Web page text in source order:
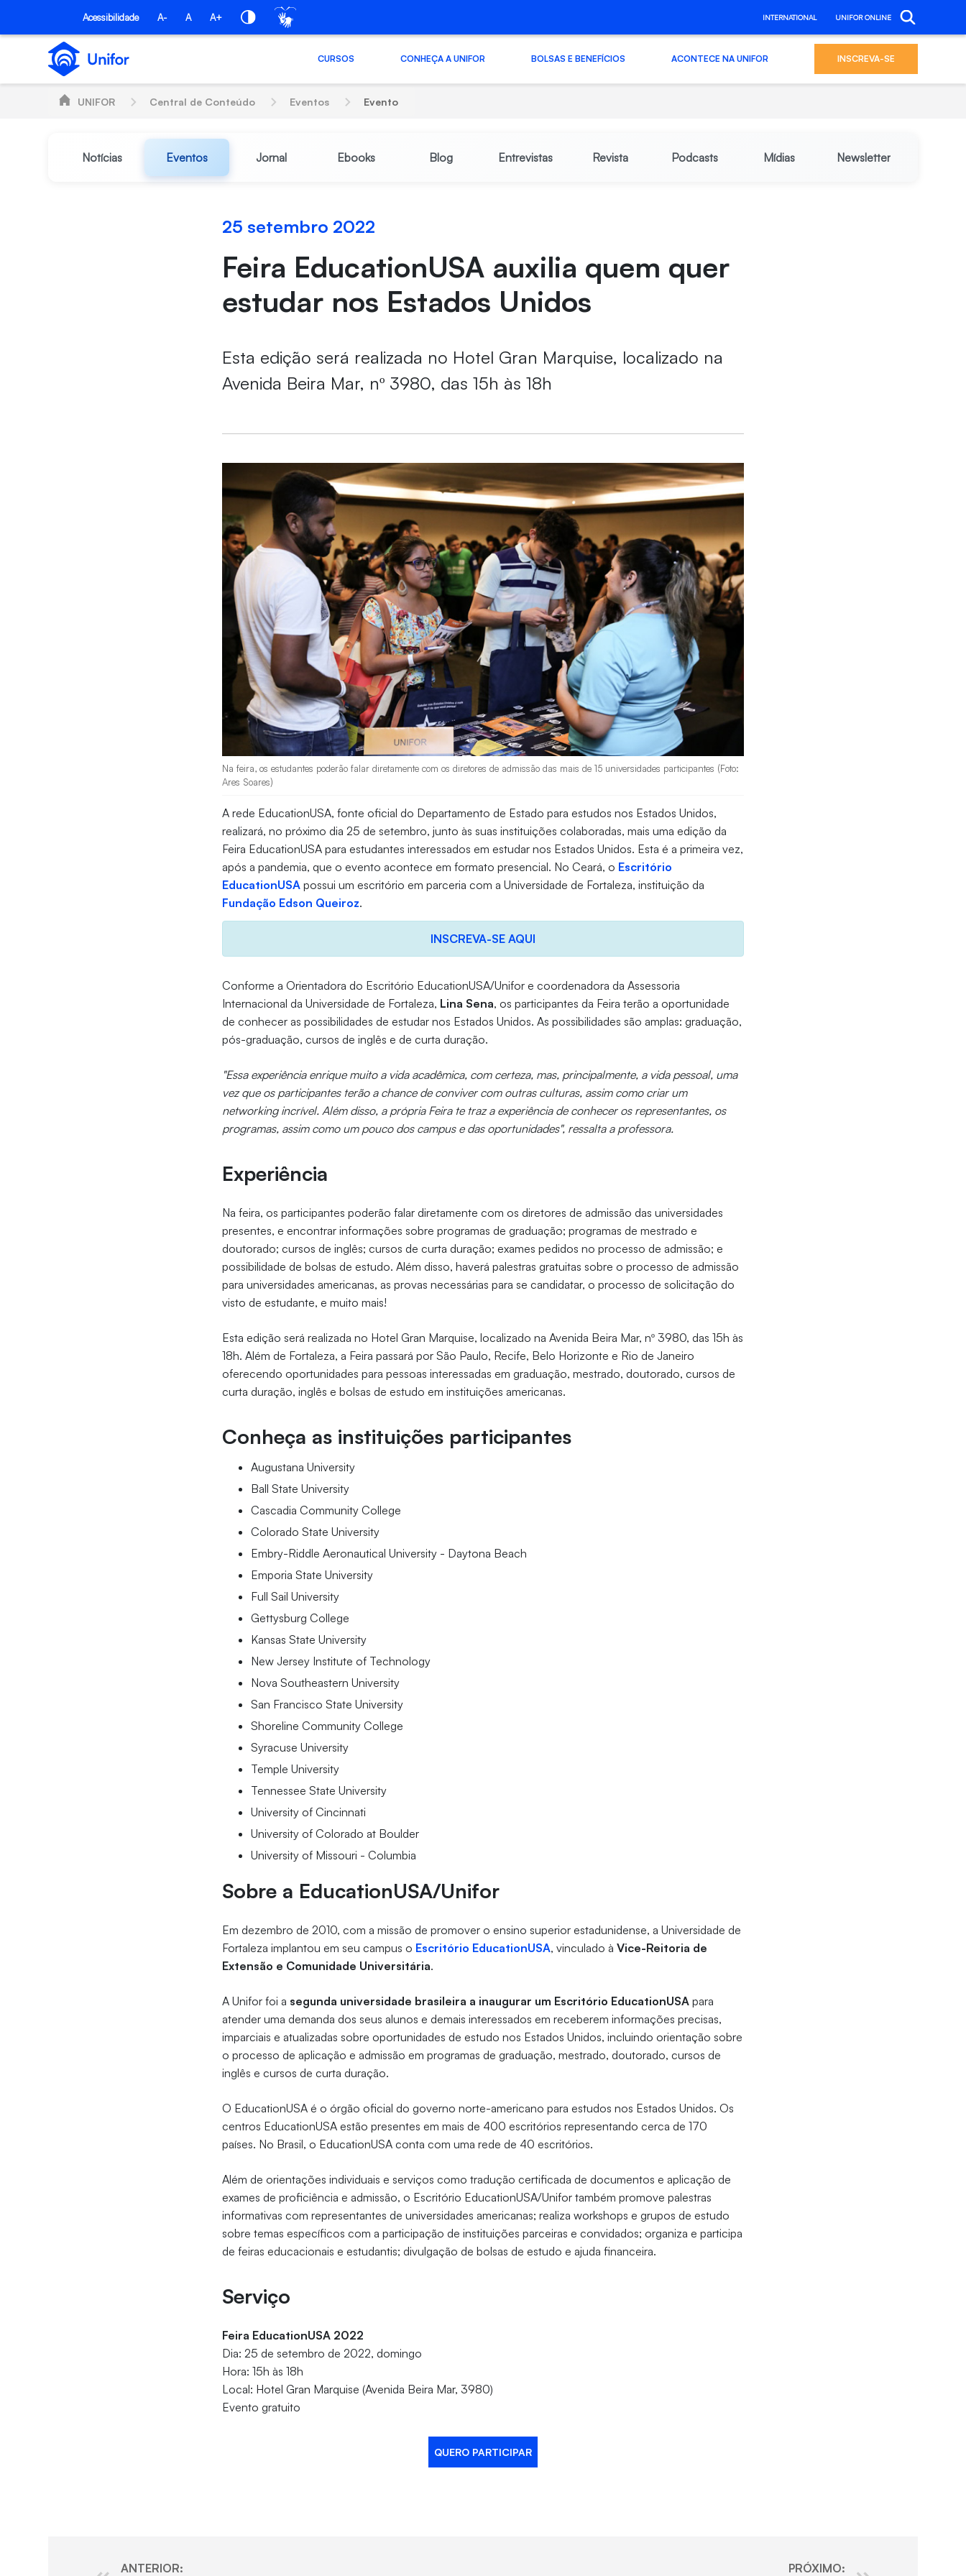
Pular para o Conteúdo principal
Acessibilidade A- A A+ INTERNATIONAL UNIFOR ONLINE
CURSOS CONHEÇA A UNIFOR BOLSAS E BENEFÍCIOS ACONTECE NA UNIFOR INSCREVA-SE
UNIFOR Central de Conteúdo Eventos Evento
Notícias Eventos Jornal Ebooks Blog Entrevistas Revista Podcasts Mídias Newsletter
25 setembro 2022
Feira EducationUSA auxilia quem quer
estudar nos Estados Unidos
Esta edição será realizada no Hotel Gran Marquise, localizado na
Avenida Beira Mar, nº 3980, das 15h às 18h
Na feira, os estudantes poderão falar diretamente com os diretores de admissão das mais de 15 universidades participantes (Foto:
Ares Soares)
A rede EducationUSA, fonte oficial do Departamento de Estado para estudos nos Estados Unidos,
realizará, no próximo dia 25 de setembro, junto às suas instituições colaboradas, mais uma edição da
Feira EducationUSA para estudantes interessados em estudar nos Estados Unidos. Esta é a primeira vez,
após a pandemia, que o evento acontece em formato presencial. No Ceará, o Escritório
EducationUSA possui um escritório em parceria com a Universidade de Fortaleza, instituição da
Fundação Edson Queiroz.
INSCREVA-SE AQUI
Conforme a Orientadora do Escritório EducationUSA/Unifor e coordenadora da Assessoria
Internacional da Universidade de Fortaleza, Lina Sena, os participantes da Feira terão a oportunidade
de conhecer as possibilidades de estudar nos Estados Unidos. As possibilidades são amplas: graduação,
pós-graduação, cursos de inglês e de curta duração.
"Essa experiência enrique muito a vida acadêmica, com certeza, mas, principalmente, a vida pessoal, uma
vez que os participantes terão a chance de conviver com outras culturas, assim como criar um
networkingincrível. Além disso, a própria Feira te traz a experiência de conhecer os representantes, os
programas, assim como um pouco dos campus e das oportunidades", ressalta a professora.
Experiência
Na feira, os participantes poderão falar diretamente com os diretores de admissão das universidades
presentes, e encontrar informações sobre programas de graduação; programas de mestrado e
doutorado; cursos de inglês; cursos de curta duração; exames pedidos no processo de admissão; e
possibilidade de bolsas de estudo. Além disso, haverá palestras gratuitas sobre o processo de admissão
para universidades americanas, as provas necessárias para se candidatar, o processo de solicitação do
visto de estudante, e muito mais!
Esta edição será realizada no Hotel Gran Marquise, localizado na Avenida Beira Mar, nº 3980, das 15h às
18h. Além de Fortaleza, a Feira passará por São Paulo, Recife, Belo Horizonte e Rio de Janeiro
oferecendo oportunidades para pessoas interessadas em graduação, mestrado, doutorado, cursos de
curta duração, inglês e bolsas de estudo em instituições americanas.
Conheça as instituições participantes
Augustana University
Ball State University
Cascadia Community College
Colorado State University
Embry-Riddle Aeronautical University - Daytona Beach
Emporia State University
Full Sail University
Gettysburg College
Kansas State University
New Jersey Institute of Technology
Nova Southeastern University
San Francisco State University
Shoreline Community College
Syracuse University
Temple University
Tennessee State University
University of Cincinnati
University of Colorado at Boulder
University of Missouri - Columbia
Sobre a EducationUSA/Unifor
Em dezembro de 2010, com a missão de promover o ensino superior estadunidense, a Universidade de
Fortaleza implantou em seu campus o Escritório EducationUSA, vinculado àVice-Reitoria de
Extensão e Comunidade Universitária.
A Unifor foi a segunda universidade brasileira a inaugurar um Escritório EducationUSApara
atender uma demanda dos seus alunos e demais interessados em receberem informações precisas,
imparciais e atualizadas sobre oportunidades de estudo nos Estados Unidos, incluindo orientação sobre
o processo de aplicação e admissão em programas de graduação, mestrado, doutorado, cursos de
inglês e cursos de curta duração.
O EducationUSA é o órgão oficial do governo norte-americano para estudos nos Estados Unidos. Os
centros EducationUSA estão presentes em mais de 400 escritórios representando cerca de 170
países. No Brasil, o EducationUSA conta com uma rede de 40 escritórios.
Além de orientações individuais e serviços como tradução certificada de documentos e aplicação de
exames de proficiência e admissão, o Escritório EducationUSA/Unifor também promove palestras
informativas com representantes de universidades americanas; realiza workshops e grupos de estudo
sobre temas específicos com a participação de instituições parceiras e convidados; organiza e participa
de feiras educacionais e estudantis; divulgação de bolsas de estudo e ajuda financeira.
Serviço
Feira EducationUSA 2022
Dia: 25 de setembro de 2022, domingo
Hora: 15h às 18h
Local: Hotel Gran Marquise (Avenida Beira Mar, 3980)
Evento gratuito
QUERO PARTICIPAR
ANTERIOR: PRÓXIMO: